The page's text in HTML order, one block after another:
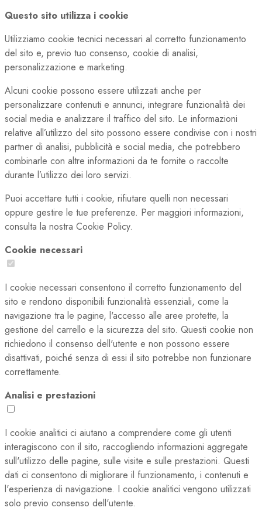
Questo sito utilizza i cookie
Utilizziamo cookie tecnici necessari al corretto funzionamento
del sito e, previo tuo consenso, cookie di analisi,
personalizzazione e marketing.
Alcuni cookie possono essere utilizzati anche per
personalizzare contenuti e annunci, integrare funzionalità dei
social media e analizzare il traffico del sito. Le informazioni
relative all’utilizzo del sito possono essere condivise con i nostri
partner di analisi, pubblicità e social media, che potrebbero
combinarle con altre informazioni da te fornite o raccolte
durante l’utilizzo dei loro servizi.
Puoi accettare tutti i cookie, rifiutare quelli non necessari
oppure gestire le tue preferenze. Per maggiori informazioni,
consulta la nostra Cookie Policy.
Cookie necessari
I cookie necessari consentono il corretto funzionamento del
sito e rendono disponibili funzionalità essenziali, come la
navigazione tra le pagine, l'accesso alle aree protette, la
gestione del carrello e la sicurezza del sito. Questi cookie non
richiedono il consenso dell'utente e non possono essere
disattivati, poiché senza di essi il sito potrebbe non funzionare
correttamente.
Analisi e prestazioni
I cookie analitici ci aiutano a comprendere come gli utenti
interagiscono con il sito, raccogliendo informazioni aggregate
sull'utilizzo delle pagine, sulle visite e sulle prestazioni. Questi
dati ci consentono di migliorare il funzionamento, i contenuti e
l'esperienza di navigazione. I cookie analitici vengono utilizzati
solo previo consenso dell'utente.